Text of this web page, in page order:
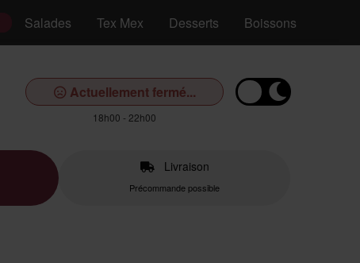
Salades Tex Mex Desserts Boissons
Actuellement fermé...
18h00 - 22h00
Livraison
Précommande possible